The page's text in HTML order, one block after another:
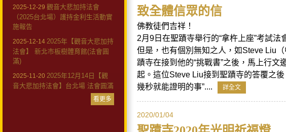
2025-12-29 觀音大悲加持法會
（2025台北場）護持金利生活動實
施報告
2025-12-14 2025年【觀音大悲加持
法會】 新北市板樹體育館(法會圓
滿)
2025-11-20 2025年12月14日【觀
音大悲加持法會】台北場 法會圓滿
看更多
致全體信眾的信
佛教徒們吉祥！
2月9日在聖蹟寺舉行的“拿杵上座”考試
但是，也有個別無知之人，如Steve Liu
蹟寺在接到他的“挑戰書”之後，馬上行
起。這位Steve Liu接到聖蹟寺的答覆之
幾秒就能證明的事”....
詳全文
2020/01/04